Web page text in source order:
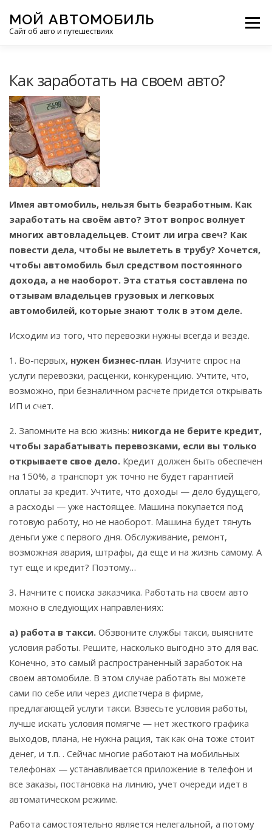
содержимому
МОЙ АВТОМОБИЛЬ
Сайт об авто и путешествиях
Меню
МОТОЦИКЛЫ ЭТО ИНТЕРЕСНО
ФОТООТЧЕТЫ
Как заработать на своем авто?
Имея автомобиль, нельзя быть безработным. Как
заработать на своём авто? Этот вопрос волнует
многих автовладельцев. Стоит ли игра свеч? Как
повести дела, чтобы не вылететь в трубу? Хочется,
чтобы автомобиль был средством постоянного
дохода, а не наоборот. Эта статья составлена по
отзывам владельцев грузовых и легковых
автомобилей, которые знают толк в этом деле.
Исходим из того, что перевозки нужны всегда и везде.
1. Во-первых, нужен бизнес-план. Изучите спрос на
услуги перевозки, расценки, конкуренцию. Учтите, что,
возможно, при безналичном расчете придется открывать
ИП и счет.
2. Запомните на всю жизнь: никогда не берите кредит,
чтобы зарабатывать перевозками, если вы только
открываете свое дело. Кредит должен быть обеспечен
на 150%, а транспорт уж точно не будет гарантией
оплаты за кредит. Учтите, что доходы — дело будущего,
а расходы — уже настоящее. Машина покупается под
готовую работу, но не наоборот. Машина будет тянуть
деньги уже с первого дня. Обслуживание, ремонт,
возможная авария, штрафы, да еще и на жизнь самому. А
тут еще и кредит? Поэтому…
3. Начните с поиска заказчика. Работать на своем авто
можно в следующих направлениях:
а) работа в такси. Обзвоните службы такси, выясните
условия работы. Решите, насколько выгодно это для вас.
Конечно, это самый распространенный заработок на
своем автомобиле. В этом случае работать вы можете
сами по себе или через диспетчера в фирме,
предлагающей услуги такси. Взвесьте условия работы,
лучше искать условия помягче — нет жесткого графика
выходов, плана, не нужна рация, так как она тоже стоит
денег, и т.п. . Сейчас многие работают на мобильных
телефонах — устанавливается приложение в телефон и
все заказы, постановка на линию, учет очереди идет в
автоматическом режиме.
Работа самостоятельно является нелегальной, а потому